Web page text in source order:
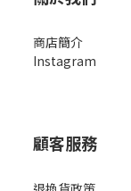
商店簡介
Instagram
顧客服務